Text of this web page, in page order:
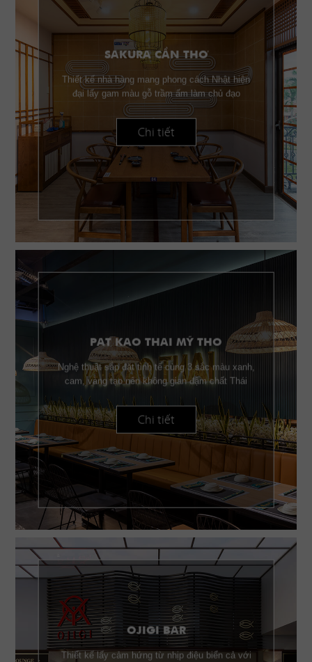
SAKURA CẦN THƠ
Thiết kế nhà hàng mang phong cách Nhật hiện
đại lấy gam màu gỗ trầm ấm làm chủ đạo
Chi tiết
PAT KAO THAI MỸ THO
Nghệ thuật sắp đặt tinh tế cùng 3 sắc màu xanh,
cam, vàng tạo nên không gian đậm chất Thái
Chi tiết
OJIGI BAR
Thiết kế lấy cảm hứng từ nhịp điệu biển cả với